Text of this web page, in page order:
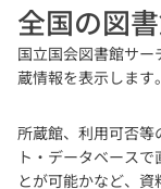
全国の図
国立国会図書館サ
蔵情報を表示します。
所蔵館、利用可否等
ト・データベース
とが可能かなど、